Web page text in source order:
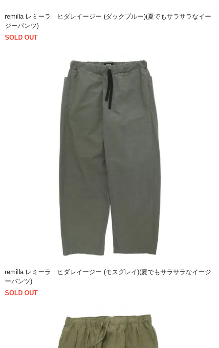
remilla レミーラ｜ヒダレイージー (ダックブルー)(夏でもサラサラなイー
ジーパンツ)
SOLD OUT
remilla レミーラ｜ヒダレイージー (モスグレイ)(夏でもサラサラなイージ
ーパンツ)
SOLD OUT